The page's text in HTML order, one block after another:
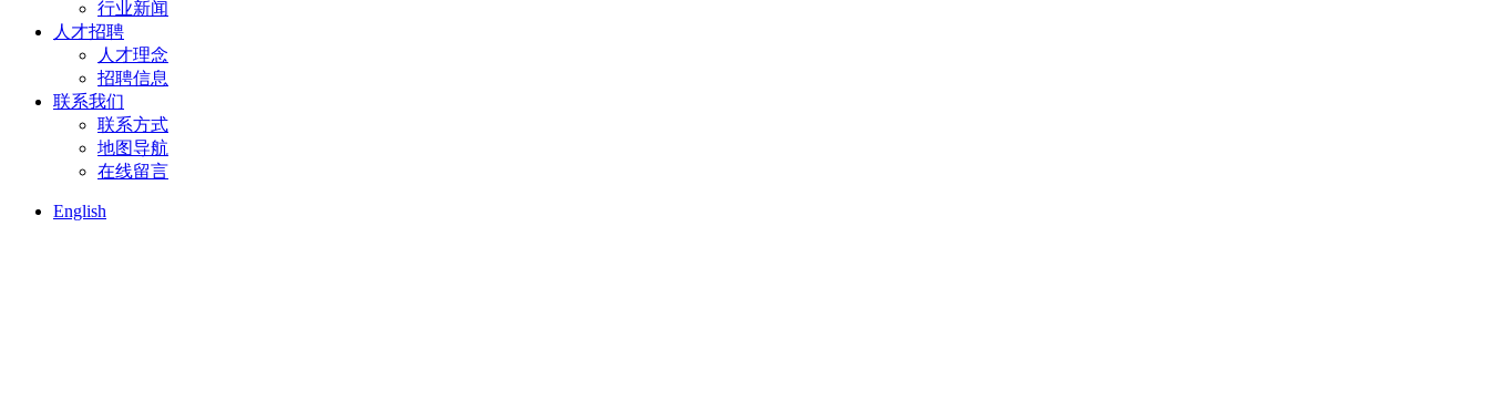
行业新闻
人才招聘
人才理念
招聘信息
联系我们
联系方式
地图导航
在线留言
English